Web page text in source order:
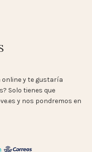
online y te gustaría
Solo tienes que
y nos pondremos en